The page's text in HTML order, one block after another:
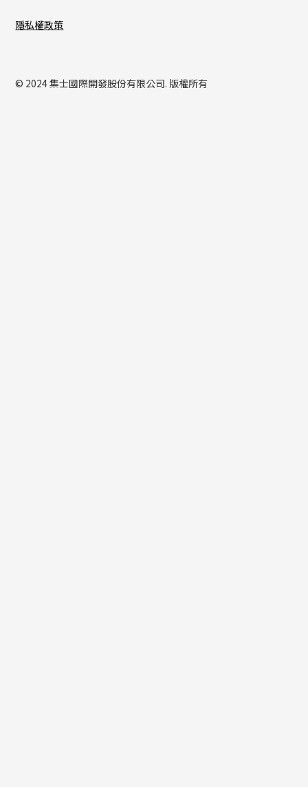
© 2024 集士國際開發股份有限公司. 版權所有
隱私權政策